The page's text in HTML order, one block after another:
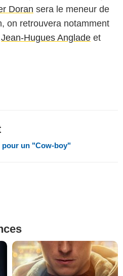
Doran sera le meneur de
on retrouvera notamment
Jean-Hugues Anglade et
pour un "Cow-boy"